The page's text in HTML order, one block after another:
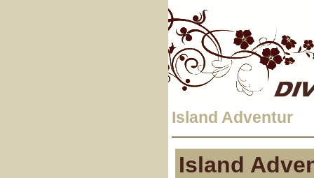
Island Adventur
Island